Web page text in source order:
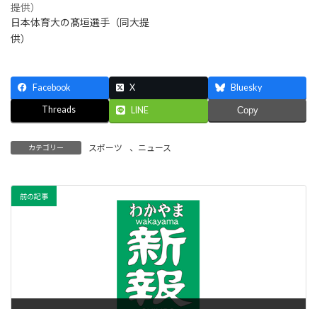
日本体育大の髙垣選手（同大提
供）
Facebook X Bluesky
Threads LINE Copy
カテゴリー スポーツ 、 ニュース
前の記事